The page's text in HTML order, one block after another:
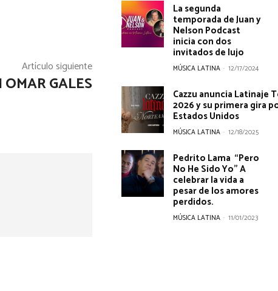
Artículo siguiente
GALES
La segunda
temporada de Juan y
Nelson Podcast
inicia con dos
invitados de lujo
MÚSICA LATINA - 12/17/2024
Cazzu anuncia Latinaje
2026 y su primera gira
Estados Unidos
MÚSICA LATINA - 12/18/2025
Pedrito Lama “Pero
No He Sido Yo” A
celebrar la vida a
pesar de los amores
perdidos.
MÚSICA LATINA - 11/01/2023